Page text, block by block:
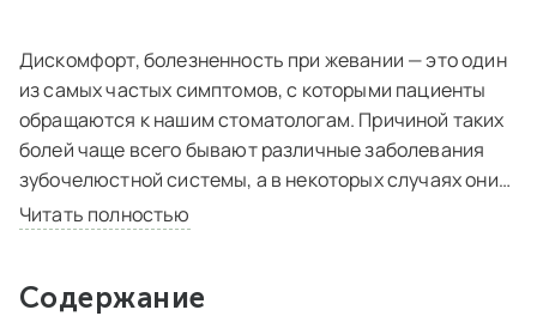
Дискомфорт, болезненность при жевании — это один
из самых частых симптомов, с которыми пациенты
обращаются к нашим стоматологам. Причиной таких
болей чаще всего бывают различные заболевания
зубочелюстной системы, а в некоторых случаях они
могут указывать на приступ стенокардии и другие
жевании и о том, что нужно делать, если
Читать полностью
Содержание